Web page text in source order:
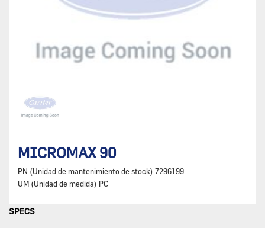
MICROMAX 90
PN (Unidad de mantenimiento de stock) 7296199
UM (Unidad de medida) PC
SPECS